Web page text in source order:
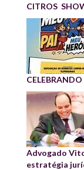
CITROS
Advogado
estratégia